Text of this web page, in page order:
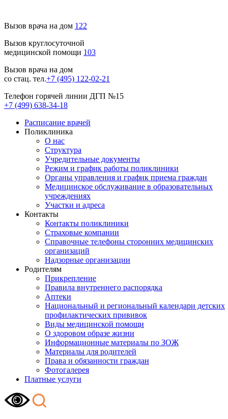
Вызов врача на дом 122
Вызов круглосуточной
медицинской помощи 103
Вызов врача на дом
со стац. тел.+7 (495) 122-02-21
Телефон горячей линии ДГП №15
+7 (499) 638-34-18
Расписание врачей
Поликлиника
О нас
Структура
Учредительные документы
Режим и график работы поликлиники
Органы управления и график приема граждан
Медицинское обслуживание в образовательных
учреждениях
Участки и адреса
Контакты
Контакты поликлиники
Страховые компании
Справочные телефоны сторонних медицинских
организаций
Надзорные организации
Родителям
Прикрепление
Правила внутреннего распорядка
Аптеки
Национальный и региональный календари детских
профилактических прививок
Виды медицинской помощи
О здоровом образе жизни
Информационные материалы по ЗОЖ
Материалы для родителей
Права и обязанности граждан
Фотогалерея
Платные услуги